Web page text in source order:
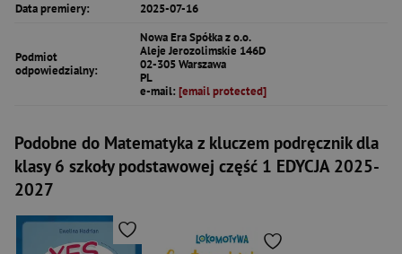
Data premiery:
2025-07-16
Podmiot
odpowiedzialny:
Nowa Era Spółka z o.o.
Aleje Jerozolimskie 146D
02-305 Warszawa
PL
e-mail: [email protected]
Podobne do Matematyka z kluczem podręcznik dla
klasy 6 szkoły podstawowej część 1 EDYCJA 2025-
2027